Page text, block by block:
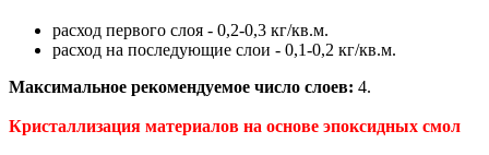
расход первого слоя - 0,2-0,3 кг/кв.м.
расход на последующие слои - 0,1-0,2 кг/кв.м.
Максимальное рекомендуемое число слоев: 4.
Кристаллизация материалов на основе эпоксидных смол